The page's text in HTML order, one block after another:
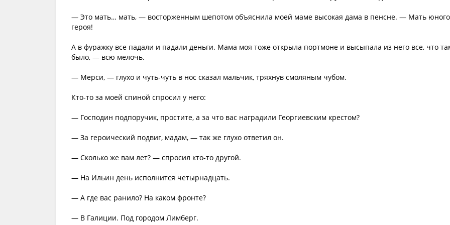
— Это мать… мать, — восторженным шепотом объяснила моей маме высокая дама в пенсне. — Мать юного
героя!
А в фуражку все падали и падали деньги. Мама моя тоже открыла портмоне и высыпала из него все, что
было, — всю мелочь.
— Мерси, — глухо и чуть-чуть в нос сказал мальчик, тряхнув смоляным чубом.
Кто-то за моей спиной спросил у него:
— Господин подпоручик, простите, а за что вас наградили Георгиевским крестом?
— За героический подвиг, мадам, — так же глухо ответил он.
— Сколько же вам лет? — спросил кто-то другой.
— На Ильин день исполнится четырнадцать.
— А где вас ранило? На каком фронте?
— В Галиции. Под городом Лимберг.